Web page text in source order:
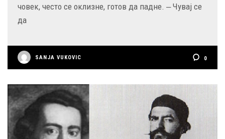
човек, често се оклизне, готов да падне. ‒ Чувај се
да
SANJA VUKOVIC 0